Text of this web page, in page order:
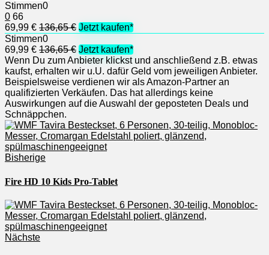
Stimmen0
0 66
69,99 € 136,65 € Jetzt kaufen*
Stimmen0
69,99 € 136,65 € Jetzt kaufen*
Wenn Du zum Anbieter klickst und anschließend z.B. etwas
kaufst, erhalten wir u.U. dafür Geld vom jeweiligen Anbieter.
Beispielsweise verdienen wir als Amazon-Partner an
qualifizierten Verkäufen. Das hat allerdings keine
Auswirkungen auf die Auswahl der geposteten Deals und
Schnäppchen.
Bisherige
Fire HD 10 Kids Pro-Tablet
Nächste